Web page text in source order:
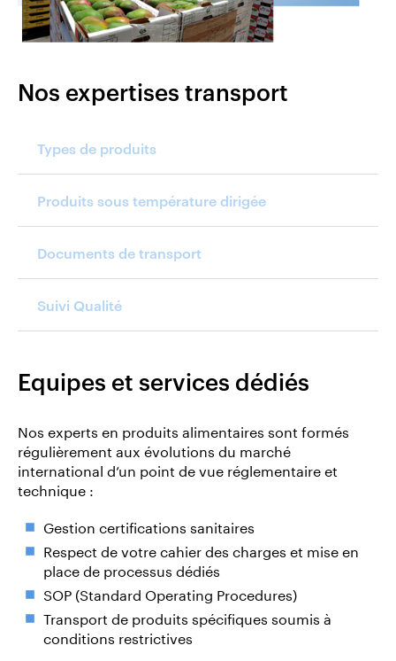
Nos expertises transport
Types de produits
Produits sous température dirigée
Documents de transport
Suivi Qualité
Equipes et services dédiés
Nos experts en produits alimentaires sont formés
régulièrement aux évolutions du marché
international d’un point de vue réglementaire et
technique :
Gestion certifications sanitaires
Respect de votre cahier des charges et mise en
place de processus dédiés
SOP (Standard Operating Procedures)
Transport de produits spécifiques soumis à
conditions restrictives